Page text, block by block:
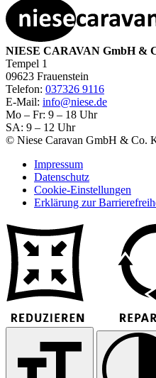
NIESE CARAVAN GmbH &
Tempel 1
09623 Frauenstein
Telefon: 037326 9116
E-Mail: info@niese.de
Mo – Fr: 9 – 18 Uhr
SA: 9 – 12 Uhr
© Niese Caravan GmbH & Co.
Impressum
Datenschutz
Cookie-Einstellungen
Erklärung zur